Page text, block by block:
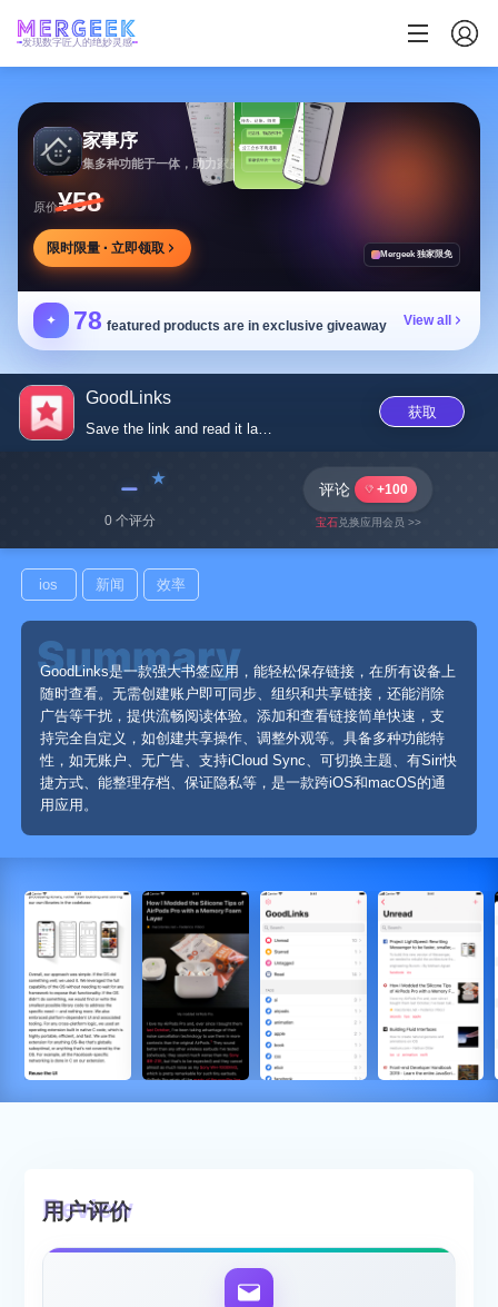
发现数字匠人的绝妙灵感
家事序
集多种功能于一体，助力家庭生活有序协作
原价¥58
限时限量 · 立即领取 Mergeek 独家限免
✦ 78 featured products are in exclusive giveaway View all
GoodLinks
Save the link and read it late...
获取
﹣
0 个评分
评论 +100
宝石兑换应用会员 >>
ios 新闻 效率
GoodLinks是一款强大书签应用，能轻松保存链接，在所有设备上
随时查看。无需创建账户即可同步、组织和共享链接，还能消除
广告等干扰，提供流畅阅读体验。添加和查看链接简单快速，支
持完全自定义，如创建共享操作、调整外观等。具备多种功能特
性，如无账户、无广告、支持iCloud Sync、可切换主题、有Siri快
捷方式、能整理存档、保证隐私等，是一款跨iOS和macOS的通
用应用。
用户评价